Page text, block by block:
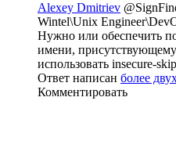
Alexey Dmitriev
Wintel\Unix
Нужно или обеспечить
имени,
использовать insecure-
Ответ написан более
Комментировать